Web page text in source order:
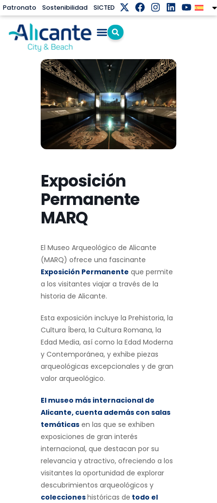
Patronato Sostenibilidad SICTED
Exposición
Permanente
MARQ
El Museo Arqueológico de Alicante
(MARQ) ofrece una fascinante
Exposición Permanente que permite
a los visitantes viajar a través de la
historia de Alicante.
Esta exposición incluye la Prehistoria, la
Cultura Íbera, la Cultura Romana, la
Edad Media, así como la Edad Moderna
y Contemporánea, y exhibe piezas
arqueológicas excepcionales y de gran
valor arqueológico.
El museo más internacional de
Alicante, cuenta además con salas
temáticas en las que se exhiben
exposiciones de gran interés
internacional, que destacan por su
relevancia y atractivo, ofreciendo a los
visitantes la oportunidad de explorar
descubrimientos arqueológicos y
coleccioneshistóricas de todo el